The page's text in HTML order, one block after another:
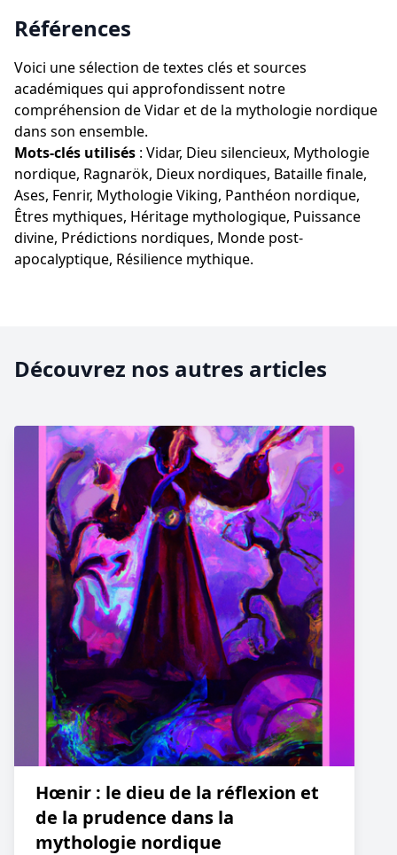
Références
Voici une sélection de textes clés et sources
académiques qui approfondissent notre
compréhension de Vidar et de la mythologie nordique
dans son ensemble.
Mots-clés utilisés : Vidar, Dieu silencieux, Mythologie
nordique, Ragnarök, Dieux nordiques, Bataille finale,
Ases, Fenrir, Mythologie Viking, Panthéon nordique,
Êtres mythiques, Héritage mythologique, Puissance
divine, Prédictions nordiques, Monde post-
apocalyptique, Résilience mythique.
Découvrez nos autres articles
Hœnir : le dieu de la réflexion et
de la prudence dans la
mythologie nordique